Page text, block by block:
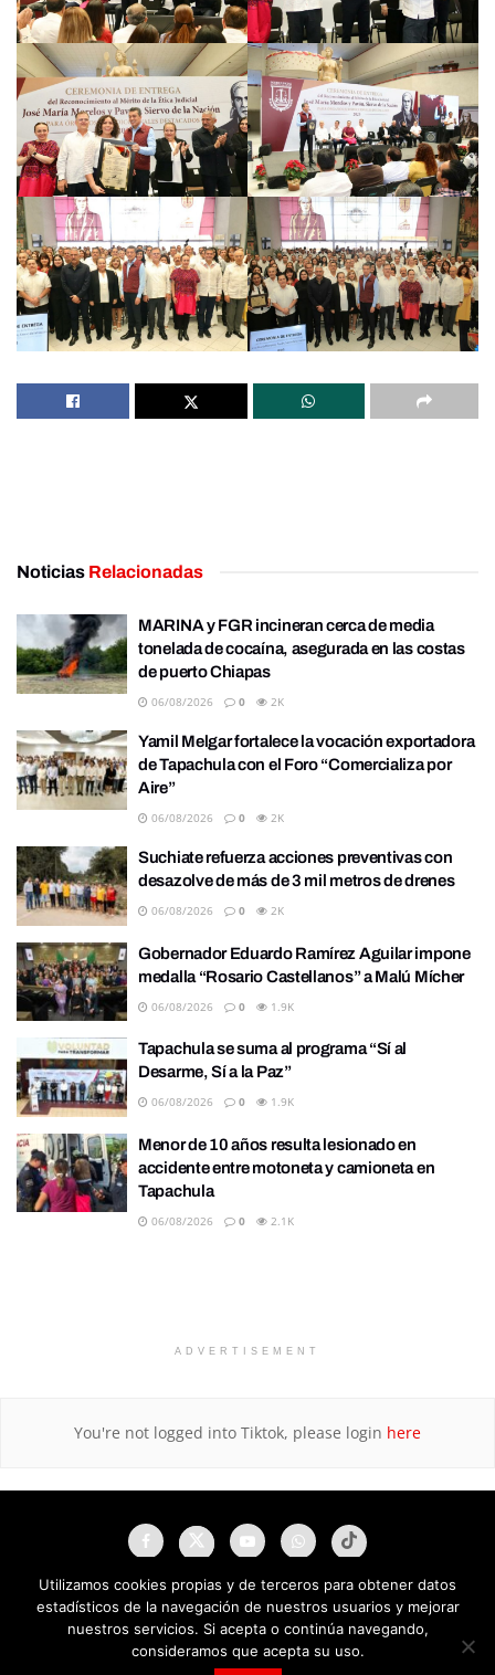
Noticias Relacionadas
MARINA y FGR incineran cerca de media
tonelada de cocaína, asegurada en las costas
de puerto Chiapas
06/08/2026 0 2K
Yamil Melgar fortalece la vocación exportadora
de Tapachula con el Foro “Comercializa por
Aire”
06/08/2026 0 2K
Suchiate refuerza acciones preventivas con
desazolve de más de 3 mil metros de drenes
06/08/2026 0 2K
Gobernador Eduardo Ramírez Aguilar impone
medalla “Rosario Castellanos” a Malú Mícher
06/08/2026 0 1.9K
Tapachula se suma al programa “Sí al
Desarme, Sí a la Paz”
06/08/2026 0 1.9K
Menor de 10 años resulta lesionado en
accidente entre motoneta y camioneta en
Tapachula
06/08/2026 0 2.1K
ADVERTISEMENT
You're not logged into Tiktok, please login here
Utilizamos cookies propias y de terceros para obtener datos
estadísticos de la navegación de nuestros usuarios y mejorar
nuestros servicios. Si acepta o continúa navegando,
consideramos que acepta su uso.